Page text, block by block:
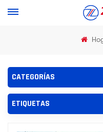
CATEGORÍAS
ETIQUETAS